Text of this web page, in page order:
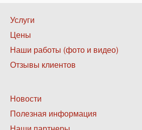
Нижнее
меню
1
Услуги
Цены
Наши работы (фото и видео)
Отзывы клиентов
Нижнее
меню
Новости
Полезная информация